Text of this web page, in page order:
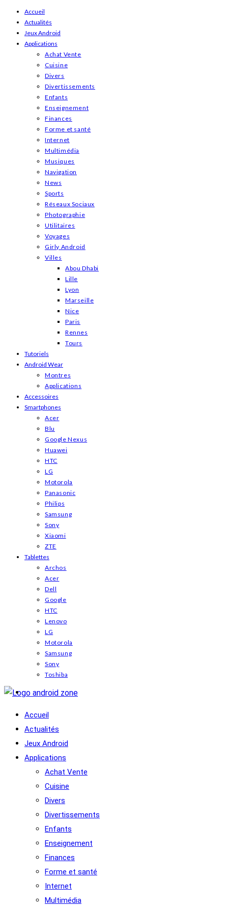
Skip
content
Accueil
Actualités
Jeux Android
Applications
Achat Vente
Cuisine
Divers
Divertissements
Enfants
Enseignement
Finances
Forme et santé
Internet
Multimédia
Musiques
Navigation
News
Sports
Réseaux Sociaux
Photographie
Utilitaires
Voyages
Girly Android
Villes
Abou Dhabi
Lille
Lyon
Marseille
Nice
Paris
Rennes
Tours
Tutoriels
Android Wear
Montres
Applications
Accessoires
Smartphones
Acer
Blu
Google Nexus
Huawei
HTC
LG
Motorola
Panasonic
Philips
Samsung
Sony
Xiaomi
ZTE
Tablettes
Archos
Acer
Dell
Google
HTC
Lenovo
LG
Motorola
Samsung
Sony
Toshiba
Accueil
Actualités
Jeux Android
Applications
Achat Vente
Cuisine
Divers
Divertissements
Enfants
Enseignement
Finances
Forme et santé
Internet
Multimédia